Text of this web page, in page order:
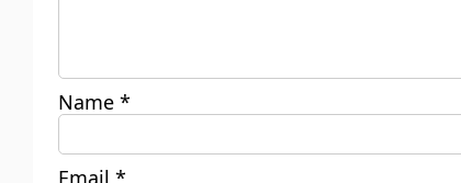
Name *
Email *